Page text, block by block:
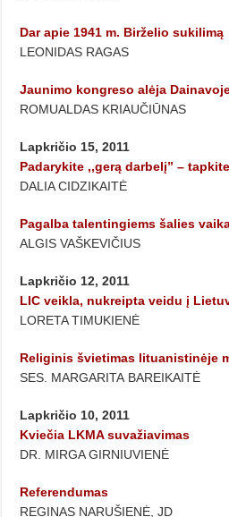
Dar apie 1941 m. Birželio sukilimą
LEONIDAS RAGAS
Jaunimo kongreso alėja
ROMUALDAS KRIAUČIŪNAS
Lapkričio 15, 2011
Padarykite ,,gerą darbelį” –
DALIA CIDZIKAITĖ
Pagalba talentingiems šalies
ALGIS VAŠKEVIČIUS
Lapkričio 12, 2011
LIC veikla, nukreipta veidu į
LORETA TIMUKIENĖ
Religinis švietimas lituanistinėje
SES. MARGARITA BAREIKAITĖ
Lapkričio 10, 2011
Kviečia LKMA suvažiavimas
DR. MIRGA GIRNIUVIENĖ
Referendumas
REGINAS NARUŠIENĖ, JD